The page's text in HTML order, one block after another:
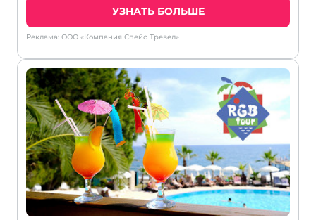
УЗНАТЬ БОЛЬШЕ
Реклама: ООО «Компания Спейс Тревел»